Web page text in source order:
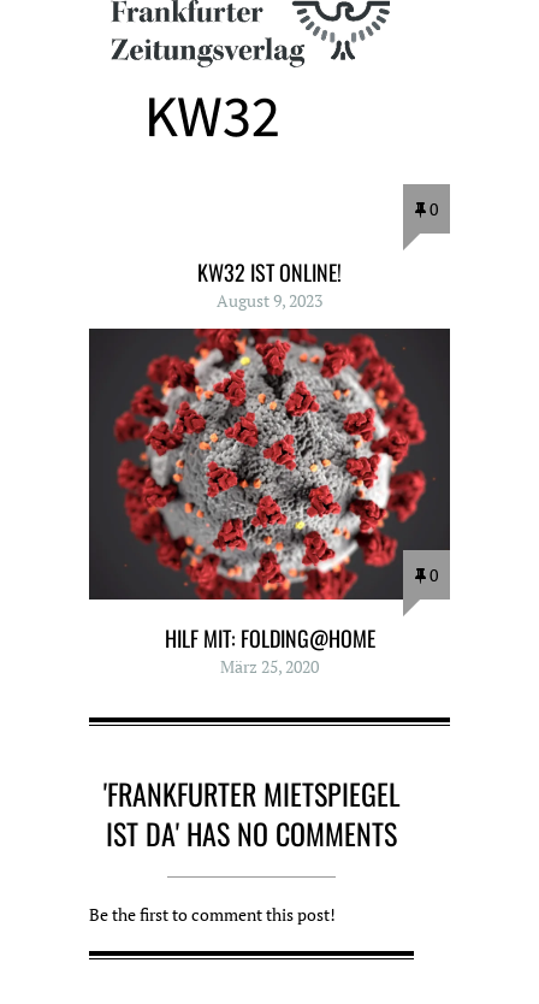
0
KW32 IST ONLINE!
August 9, 2023
0
HILF MIT: FOLDING@HOME
März 25, 2020
'FRANKFURTER MIETSPIEGEL
IST DA' HAS NO COMMENTS
Be the first to comment this post!